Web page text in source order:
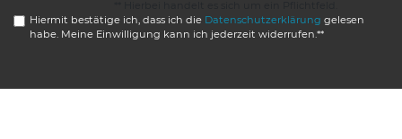
Hiermit bestätige ich, dass ich die Daten­schutz­erklärung gelesen
habe. Meine Einwilligung kann ich jederzeit widerrufen.**